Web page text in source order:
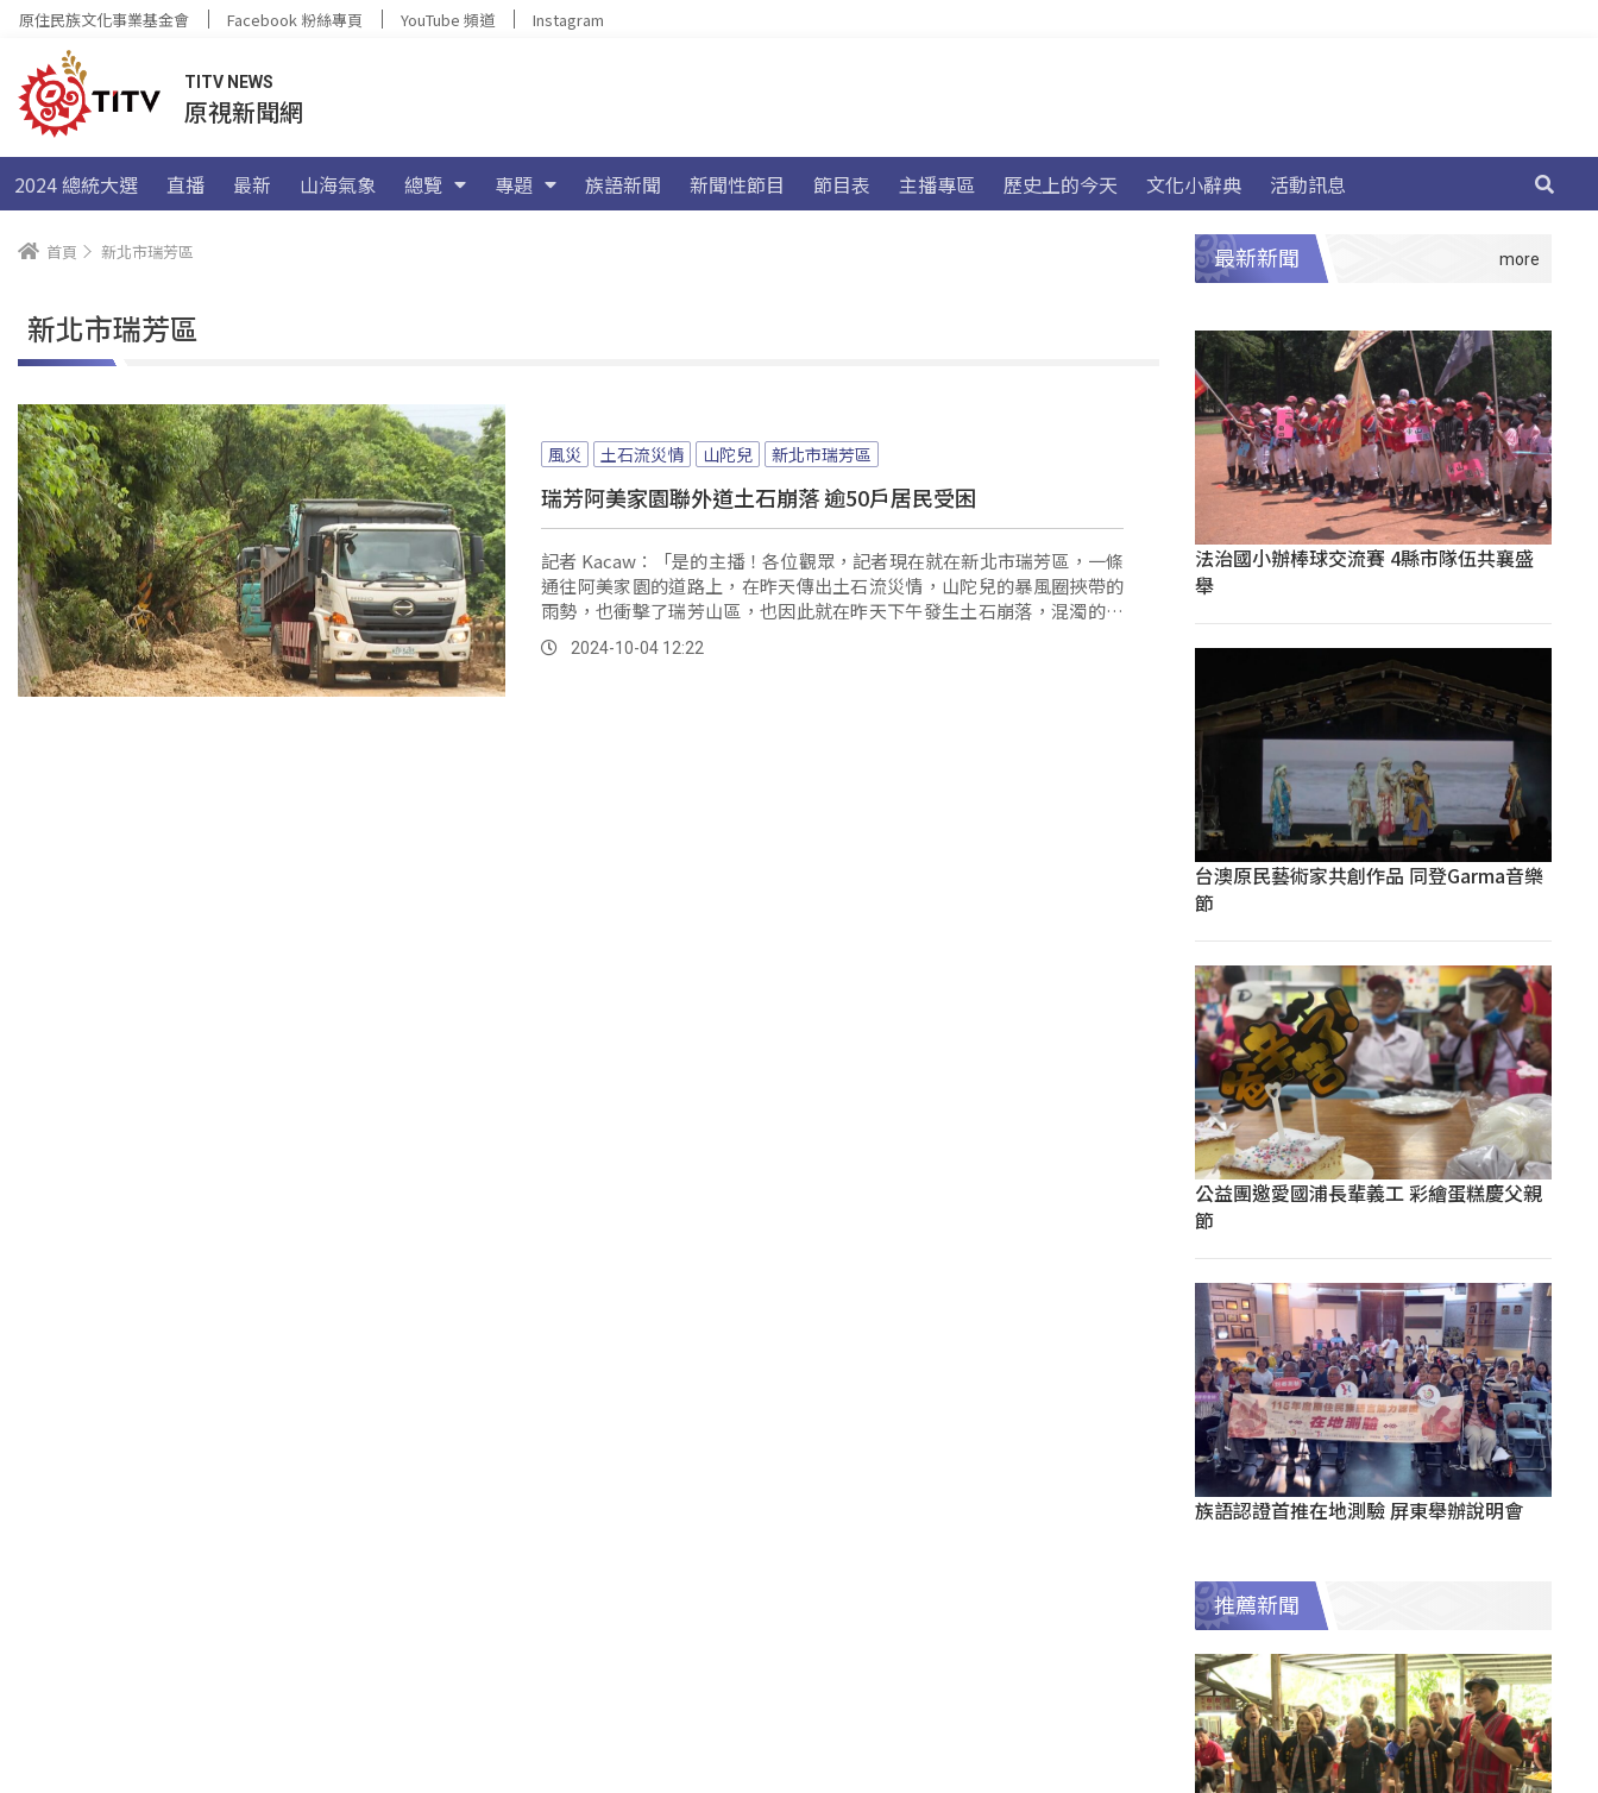
原住民族文化事業基金會 Facebook 粉絲專頁 YouTube 頻道 Instagram
TITV NEWS
原視新聞網
2024 總統大選 直播 最新 山海氣象 總覽 專題 族語新聞 新聞性節目 節目表 主播專區 歷史上的今天 文化小辭典 活動訊息
首頁 新北市瑞芳區
新北市瑞芳區
風災 土石流災情 山陀兒 新北市瑞芳區
瑞芳阿美家園聯外道土石崩落 逾50戶居民受困
記者 Kacaw：「是的主播！各位觀眾，記者現在就在新北市瑞芳區，一條
通往阿美家園的道路上，在昨天傳出土石流災情，山陀兒的暴風圈挾帶的
雨勢，也衝擊了瑞芳山區，也因此就在昨天下午發生土石崩落，混濁的泥
水...。2024-10-04 12:22
最新新聞
法治國小辦棒球交流賽 4縣市隊伍共襄盛
舉
台澳原民藝術家共創作品 同登Garma音樂
節
公益團邀愛國浦長輩義工 彩繪蛋糕慶父親
節
族語認證首推在地測驗 屏東舉辦說明會
推薦新聞